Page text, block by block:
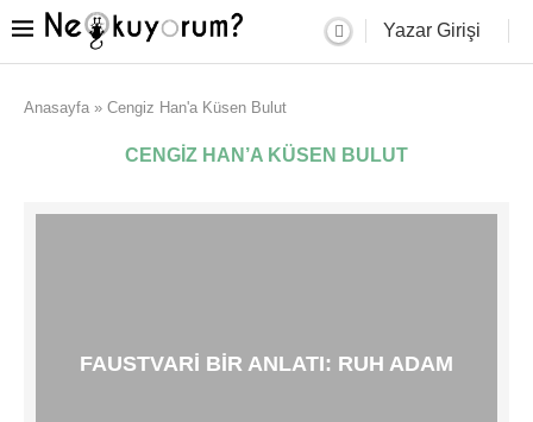
Yazar Girişi
Anasayfa » Cengiz Han'a Küsen Bulut
CENGIZ HAN’A KÜSEN BULUT
FAUSTVARI BIR ANLATI: RUH ADAM